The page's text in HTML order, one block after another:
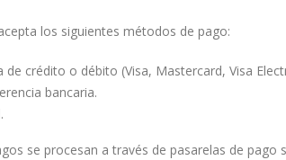
los siguientes métodos de pago:
de crédito o débito (Visa, Mastercard, Visa
bancaria.
se procesan a través de pasarelas de